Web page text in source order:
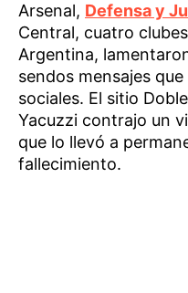
Arsenal, Defensa y
Central, cuatro
Argentina,
sendos mensajes
sociales. El sitio
Yacuzzi contrajo un
que lo llevó a
fallecimiento.